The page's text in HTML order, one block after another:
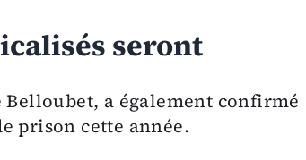
seront
a également confirmé
prison cette année.